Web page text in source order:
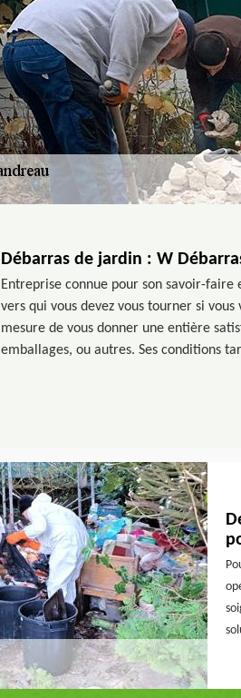
Débarras de jardin : W
Entreprise connue pour son savoir-
vers qui vous devez vous tourner si
mesure de vous donner une entière
emballages, ou autres. Ses conditions